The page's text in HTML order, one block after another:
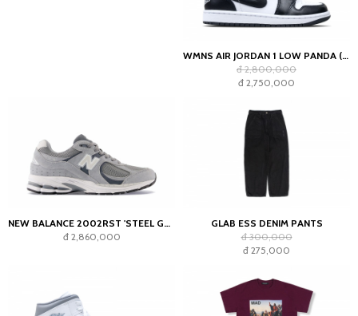
WMNS AIR JORDAN 1 LOW PANDA (2023)
đ 2,800,000
đ 2,750,000
NEW BALANCE 2002RST 'STEEL GREY'
đ 2,860,000
GLAB ESS DENIM PANTS
đ 300,000
đ 275,000